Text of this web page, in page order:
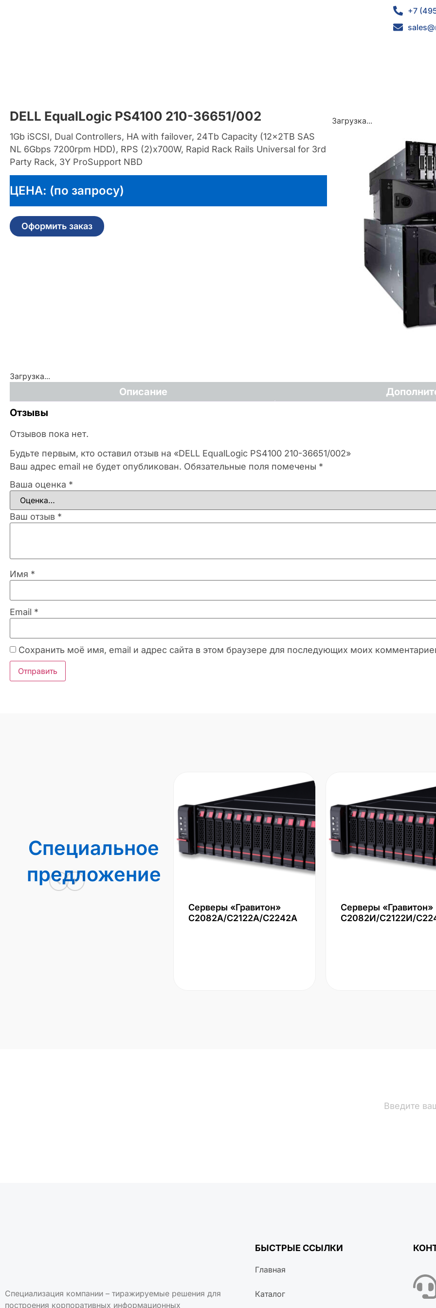
+7
DELL EqualLogic PS4100 210-36651/002
1Gb iSCSI, Dual Controllers, HA with failover, 24Tb Capacity (12x2TB SAS
NL 6Gbps 7200rpm HDD), RPS (2)x700W, Rapid Rack Rails Universal for 3rd
Party Rack, 3Y ProSupport NBD
ЦЕНА: (по запросу)
Оформить заказ
Загрузка...
Загрузка...
Описание
Отзывы
Отзывов пока нет.
Будьте первым, кто оставил отзыв на «DELL EqualLogic PS4100 210-36651/002»
Ваш адрес email не будет опубликован. Обязательные поля помечены *
Ваша оценка *
Ваш отзыв *
Имя *
Email *
Сохранить моё имя, email и адрес сайта в этом браузере для последующих моих
Специальное
предложение
Серверы «Гравитон»
С2082А/С2122А/С2242А
Серверы «Гравитон»
С2082И/С2122И/
Специализация компании – тиражируемые решения для
построения корпоративных информационных
БЫСТРЫЕ ССЫЛКИ
Главная
Каталог